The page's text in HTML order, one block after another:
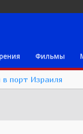
Фильмы
порт Израиля